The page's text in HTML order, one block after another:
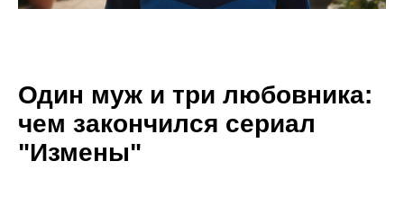
Один муж и три любовника:
чем закончился сериал
"Измены"